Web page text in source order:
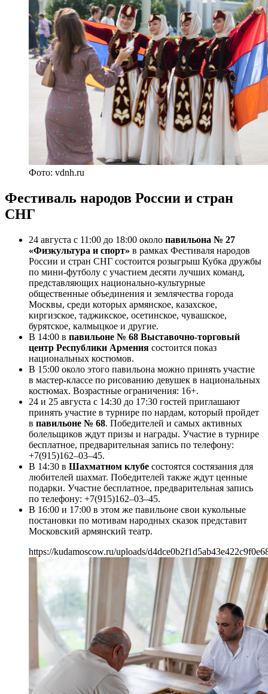
Фото: vdnh.ru
Фестиваль народов России и стран
СНГ
24 августа с 11:00 до 18:00 около павильона № 27
«Физкультура и спорт» в рамках Фестиваля народов
России и стран СНГ состоится розыгрыш Кубка дружбы
по мини-футболу с участием десяти лучших команд,
представляющих национально-культурные
общественные объединения и землячества города
Москвы, среди которых армянское, казахское,
киргизское, таджикское, осетинское, чувашское,
бурятское, калмыцкое и другие.
В 14:00 в павильоне № 68 Выставочно-торговый
центр Республики Армения состоится показ
национальных костюмов.
В 15:00 около этого павильона можно принять участие
в мастер-классе по рисованию девушек в национальных
костюмах. Возрастные ограничения: 16+.
24 и 25 августа с 14:30 до 17:30 гостей приглашают
принять участие в турнире по нардам, который пройдет
в павильоне № 68. Победителей и самых активных
болельщиков ждут призы и награды. Участие в турнире
бесплатное, предварительная запись по телефону:
+7(915)162–03–45.
В 14:30 в Шахматном клубе состоятся состязания для
любителей шахмат. Победителей также ждут ценные
подарки. Участие бесплатное, предварительная запись
по телефону: +7(915)162–03–45.
В 16:00 и 17:00 в этом же павильоне свои кукольные
постановки по мотивам народных сказок представит
Московский армянский театр.
https://kudamoscow.ru/uploads/